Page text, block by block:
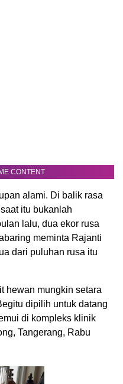
CONTENT
alami. Di balik rasa
itu bukanlah
lalu, dua ekor rusa
meminta Rajanti
dari puluhan rusa itu
hewan mungkin setara
dipilih untuk datang
di kompleks klinik
Tangerang, Rabu